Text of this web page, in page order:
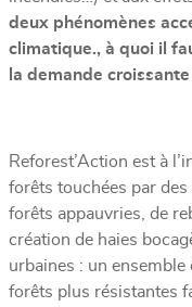
deux phénomènes
climatique., à quoi il
la demande
Reforest’Action est à
forêts touchées par
forêts appauvries, de
création de haies
urbaines : un ensemble
forêts plus résistantes